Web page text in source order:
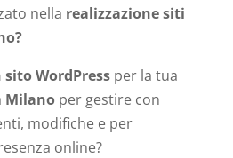
nella realizzazione siti
WordPressper la tua
Milanoper gestire con
modifiche e per
online?